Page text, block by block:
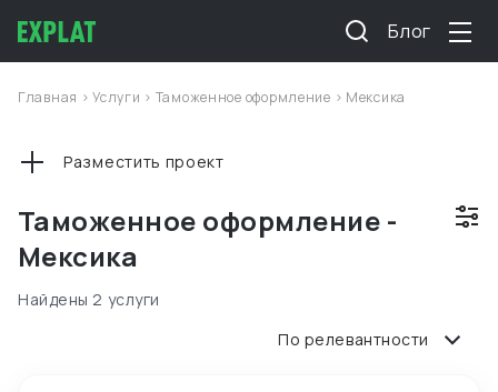
Блог
Главная >Услуги > Таможенное оформление > Мексика
Таможенное оформление -
Мексика
Разместить проект
Найдены 2 услуги
По релевантности